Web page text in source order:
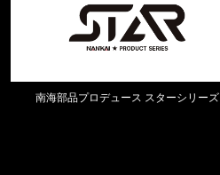
南海部品プロデュース スターシリーズ